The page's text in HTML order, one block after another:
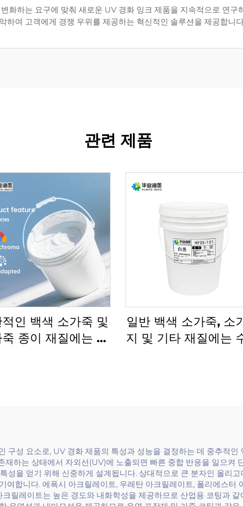
화하는 요구에 맞춰 새로운 UV 경화 잉크 제품을 지속적으로 연구
하여 고객에게 경쟁 우위를 제공하는 혁신적인 솔루션을 제공합니
관련 제품
적인 백색 소가죽 및
종이 재질에는 수
일반 백색 소가죽, 소
지 및 기타 재질에는
구성 요소로, UV 경화 제품의 특성과 성능을 결정하는 데 중추적인
재하는 상태에서 자외선(UV)에 노출되면 빠른 중합 반응을 일으켜
성을 얻기 위해 신중하게 설계됩니다. 상대적으로 큰 분자인 올리
여합니다. 에폭시 아크릴레이트, 우레탄 아크릴레이트, 폴리에스
릴레이트는 높은 경도와 내화학성을 제공하므로 산업용 코팅과